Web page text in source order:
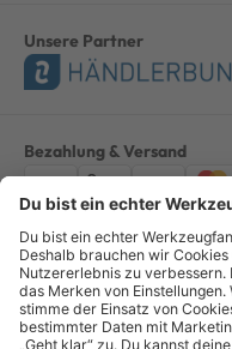
Unsere Partner
Bezahlung & Versand
ImpressumAGB
Alle Preise verstehen sich inkl.
Deutschlands,